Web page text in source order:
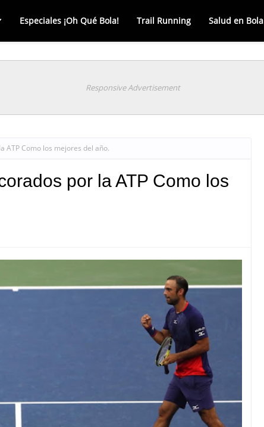
Especiales ¡Oh Qué Bola! Trail Running Salud en Bola
Responsive Advertisement
ATP Como los mejores del año.
por la ATP Como los